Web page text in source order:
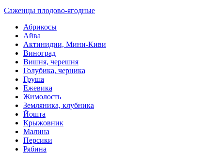
Саженцы плодово-ягодные
Абрикосы
Айва
Актинидии, Мини-Киви
Виноград
Вишня, черешня
Голубика, черника
Груша
Ежевика
Жимолость
Земляника, клубника
Йошта
Крыжовник
Малина
Персики
Рябина